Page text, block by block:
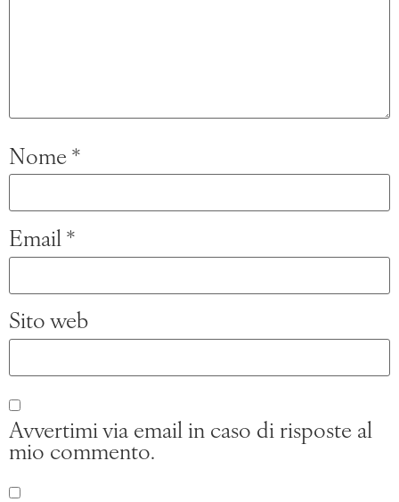
Nome *
Email *
Sito web
Avvertimi via email in caso di risposte al
mio commento.